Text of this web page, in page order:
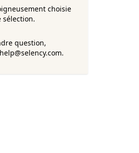
choisie
sélection.
question,